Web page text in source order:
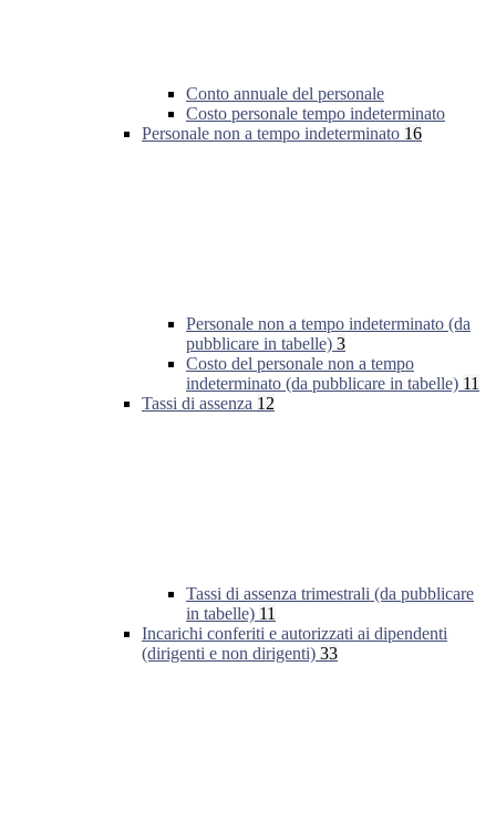
Conto annuale del personale
Costo personale tempo indeterminato
Personale non a tempo indeterminato 16
Personale non a tempo indeterminato (da
pubblicare in tabelle) 3
Costo del personale non a tempo
indeterminato (da pubblicare in tabelle) 11
Tassi di assenza 12
Tassi di assenza trimestrali (da pubblicare
in tabelle) 11
Incarichi conferiti e autorizzati ai dipendenti
(dirigenti e non dirigenti) 33